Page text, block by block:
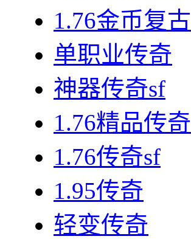
1.76金币复古
单职业传奇
神器传奇sf
1.76精品传奇
1.76传奇sf
1.95传奇
轻变传奇